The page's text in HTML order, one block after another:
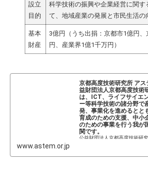
設立
目的
科学技術の振興や企業経営に関す
て、地域産業の発展と市民生活の
基本
財産
3億円（うち出捐：京都市1億円
円、産業界1億1千万円）
京都高度技術研究所 ア
益財団法人京都高度技術
は、ICT、ライフサイエ
ー等科学技術の諸分野で
発、事業化を進めるとと
育成のための支援、中小
のための事業を行う我が
関です。
公益財団法人京都高度技術研
www.astem.or.jp